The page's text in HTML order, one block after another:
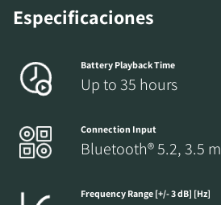
Especificaciones
Battery Playback Time
Up to 35 hours
Connection Input
Bluetooth® 5.2, 3.5
Frequency Range [+/- 3 dB] [Hz]
bloqueados de nuestra web.